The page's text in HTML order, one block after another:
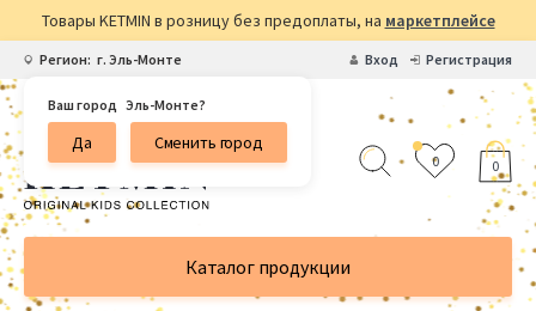
Товары KETMIN в розницу без предоплаты, на маркетплейсе
Регион: г. Эль-Монте
Ваш город Эль-Монте?
Да Сменить город
Вход Регистрация
0 0
Каталог продукции